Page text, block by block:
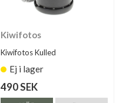
Kiwifotos
Kiwifotos Kulled
Ej i lager
490 SEK